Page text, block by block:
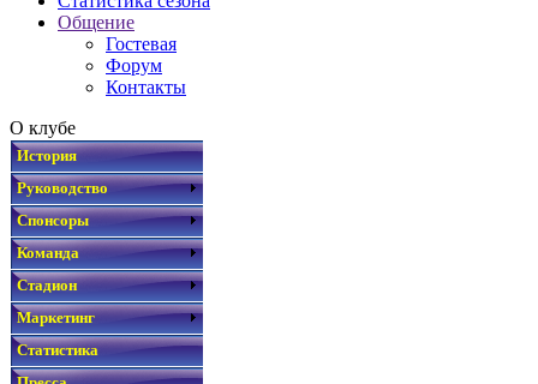
Общение
Гостевая
Форум
Контакты
О клубе
История
Руководство
Спонсоры
Команда
Стадион
Маркетинг
Статистика